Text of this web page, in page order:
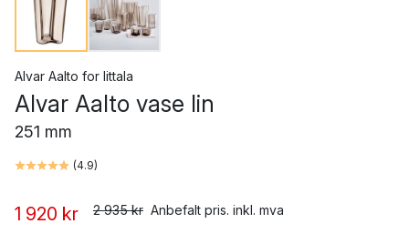
Alvar Aalto for Iittala
Alvar Aalto vase lin
251 mm
(4.9)
1 920 kr 2 935 kr Anbefalt pris. inkl. mva